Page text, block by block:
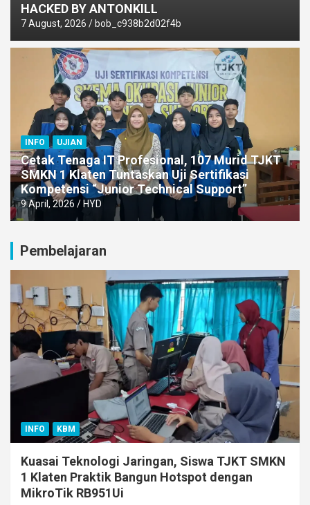
HACKED BY ANTONKILL
7 August, 2026 bob_c938b2d02f4b
INFO UJIAN
Cetak Tenaga IT Profesional, 107 Murid TJKT
SMKN 1 Klaten Tuntaskan Uji Sertifikasi
Kompetensi “Junior Technical Support”
9 April, 2026 HYD
Pembelajaran
INFO KBM
Kuasai Teknologi Jaringan, Siswa TJKT SMKN
1 Klaten Praktik Bangun Hotspot dengan
MikroTik RB951Ui